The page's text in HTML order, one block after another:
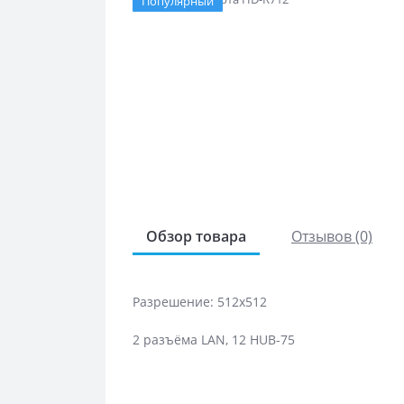
Обзор товара Отзывов (0)
Разрешение: 512x512
2 разъёма LAN, 12 HUB-75